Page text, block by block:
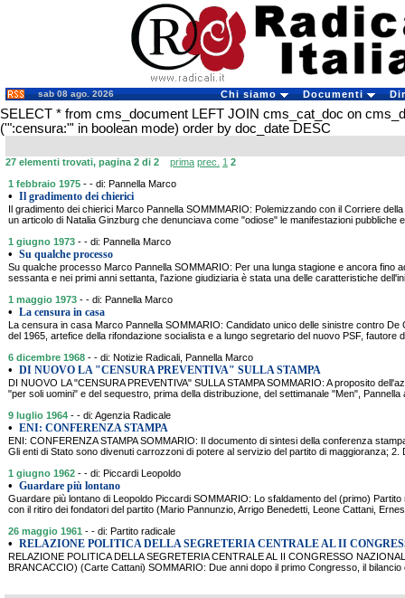
sab 08 ago. 2026 Chi siamo Documenti
SELECT * from cms_document LEFT JOIN cms_cat_doc on
('":censura:"' in boolean mode) order by doc_date DESC
27 elementi trovati, pagina 2 di 2 prima prec. 1 2
1 febbraio 1975 - - di: Pannella Marco
• Il gradimento dei chierici
Il gradimento dei chierici Marco Pannella SOMMMARIO: Polemizzando con il Corriere
un articolo di Natalia Ginzburg che denunciava come "odiose" le manifestazioni pubbliche
1 giugno 1973 - - di: Pannella Marco
• Su qualche processo
Su qualche processo Marco Pannella SOMMARIO: Per una lunga stagione e ancora fino
sessanta e nei primi anni settanta, l'azione giudiziaria è stata una delle caratteristiche
1 maggio 1973 - - di: Pannella Marco
• La censura in casa
La censura in casa Marco Pannella SOMMARIO: Candidato unico delle sinistre contro De
del 1965, artefice della rifondazione socialista e a lungo segretario del nuovo PSF, fautore
6 dicembre 1968 - - di: Notizie Radicali, Pannella Marco
• DI NUOVO LA "CENSURA PREVENTIVA" SULLA STAMPA
DI NUOVO LA "CENSURA PREVENTIVA" SULLA STAMPA SOMMARIO: A proposito
"per soli uomini" e del sequestro, prima della distribuzione, del settimanale "Men",
9 luglio 1964 - - di: Agenzia Radicale
• ENI: CONFERENZA STAMPA
ENI: CONFERENZA STAMPA SOMMARIO: Il documento di sintesi della conferenza
Gli enti di Stato sono divenuti carrozzoni di potere al servizio del partito di maggioranza; 2.
1 giugno 1962 - - di: Piccardi Leopoldo
• Guardare più lontano
Guardare più lontano di Leopoldo Piccardi SOMMARIO: Lo sfaldamento del (primo)
con il ritiro dei fondatori del partito (Mario Pannunzio, Arrigo Benedetti, Leone Cattani,
26 maggio 1961 - - di: Partito radicale
• RELAZIONE POLITICA DELLA SEGRETERIA CENTRALE AL II
RELAZIONE POLITICA DELLA SEGRETERIA CENTRALE AL II CONGRESSO
BRANCACCIO) (Carte Cattani) SOMMARIO: Due anni dopo il primo Congresso, il